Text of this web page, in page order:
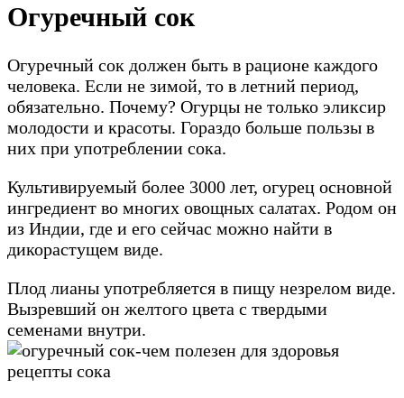
Огуречный сок
Огуречный сок должен быть в рационе каждого
человека. Если не зимой, то в летний период,
обязательно. Почему? Огурцы не только эликсир
молодости и красоты. Гораздо больше пользы в
них при употреблении сока.
Культивируемый более 3000 лет, огурец основной
ингредиент во многих овощных салатах. Родом он
из Индии, где и его сейчас можно найти в
дикорастущем виде.
Плод лианы употребляется в пищу незрелом виде.
Вызревший он желтого цвета с твердыми
семенами внутри.